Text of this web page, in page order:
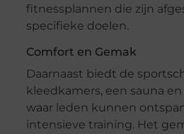
fitnessplannen die zijn
specifieke doelen.
Comfort en Gemak
Daarnaast biedt de
kleedkamers, een sauna
waar leden kunnen
intensieve training. Het